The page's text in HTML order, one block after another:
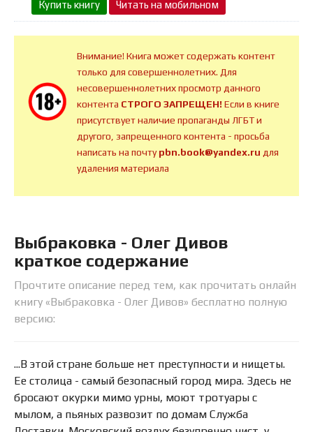
Купить книгу Читать на мобильном
Внимание! Книга может содержать контент
только для совершеннолетних. Для
несовершеннолетних просмотр данного
контента СТРОГО ЗАПРЕЩЕН!Если в книге
присутствует наличие пропаганды ЛГБТ и
другого, запрещенного контента - просьба
написать на почтуpbn.book@yandex.ru для
удаления материала
Выбраковка - Олег Дивов
краткое содержание
Прочтите описание перед тем, как прочитать онлайн
книгу «Выбраковка - Олег Дивов» бесплатно полную
версию:
...В этой стране больше нет преступности и нищеты.
Ее столица - самый безопасный город мира. Здесь не
бросают окурки мимо урны, моют тротуары с
мылом, а пьяных развозит по домам Служба